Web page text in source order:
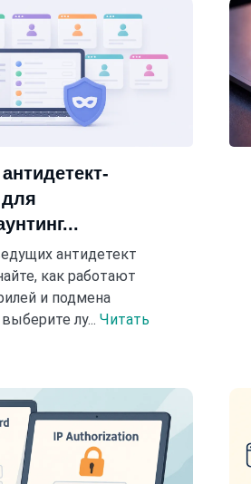
антидетект
как работают
и подмена
лу... Читать